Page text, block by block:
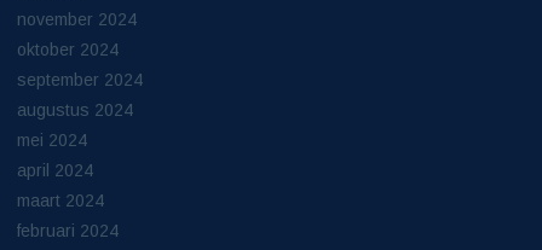
november 2024
oktober 2024
september 2024
augustus 2024
mei 2024
april 2024
maart 2024
februari 2024